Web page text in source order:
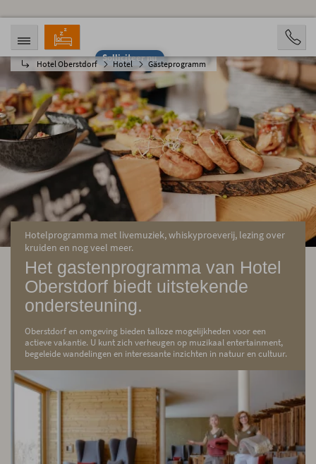
Solliciteer nu
Hotel Oberstdorf Hotel Gästeprogramm
AANKOMST
08.08.2026
VERTREK
13.08.2026
OPVARENDEN
2 Personen
BOOKING
Hotelprogramma met livemuziek, whiskyproeverij, lezing over
kruiden en nog veel meer.
Het gastenprogramma van Hotel
Oberstdorf biedt uitstekende
ondersteuning.
Oberstdorf en omgeving bieden talloze mogelijkheden voor een
actieve vakantie. U kunt zich verheugen op muzikaal entertainment,
begeleide wandelingen en interessante inzichten in natuur en cultuur.